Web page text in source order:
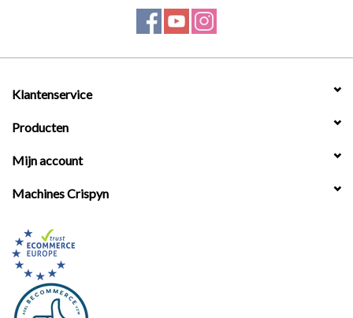
Klantenservice
Producten
Mijn account
Machines Crispyn